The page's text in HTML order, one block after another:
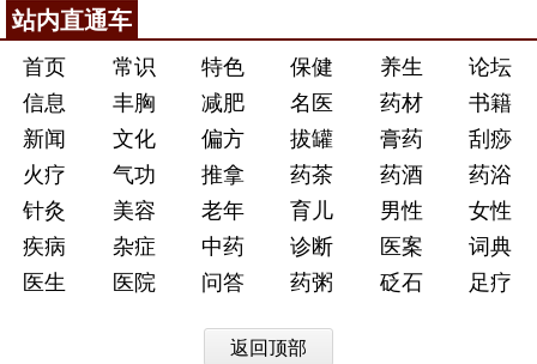
站内直通车
首页 常识 特色 保健 养生
论坛
信息
丰胸 减肥 名医 药材
书籍
新闻
文化 偏方 拔罐 膏药
刮痧
火疗
气功 推拿 药茶 药酒
药浴
针灸
美容 老年 育儿 男性
女性
疾病
杂症 中药 诊断 医案
词典
医生
医院 问答 药粥 砭石 足疗
返回顶部